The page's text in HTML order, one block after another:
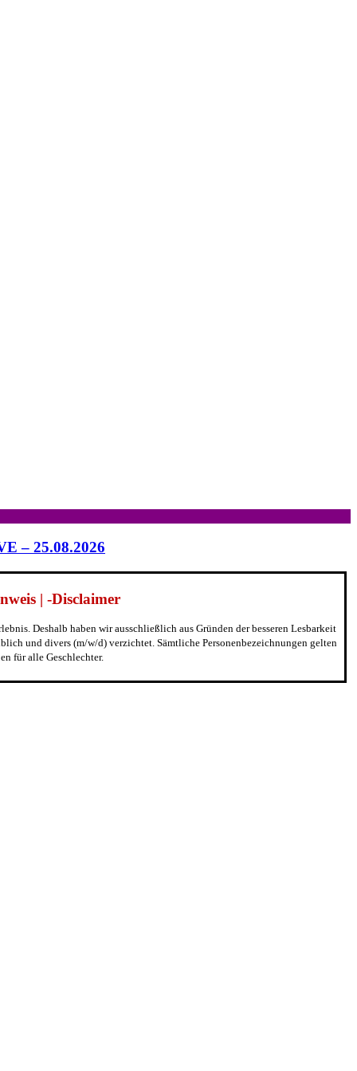
– 25.08.2026
| -Disclaimer
Deshalb haben wir ausschließlich aus Gründen der besseren Lesbarkeit
und divers (m/w/d) verzichtet. Sämtliche Personenbezeichnungen gelten
für alle Geschlechter.